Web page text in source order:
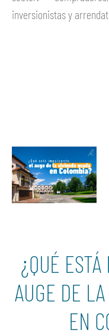
inversionistas y
¿QUÉ
AUGE DE
EN